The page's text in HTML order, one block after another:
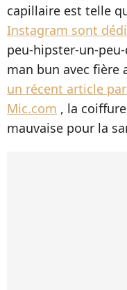
capillaire est telle
Instagram sont
peu-hipster-un-
man bun avec fière
un récent article
Mic.com , la
mauvaise pour la